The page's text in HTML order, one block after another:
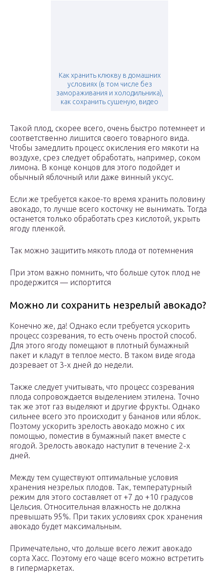
Как хранить клюкву в домашних
условиях (в том числе без
замораживания и холодильника),
как сохранить сушеную, видео
Такой плод, скорее всего, очень быстро потемнеет и
соответственно лишится своего товарного вида.
Чтобы замедлить процесс окисления его мякоти на
воздухе, срез следует обработать, например, соком
лимона. В конце концов для этого подойдет и
обычный яблочный или даже винный уксус.
Если же требуется какое-то время хранить половину
авокадо, то лучше всего косточку не вынимать. Тогда
останется только обработать срез кислотой, укрыть
ягоду пленкой.
Так можно защитить мякоть плода от потемнения
При этом важно помнить, что больше суток плод не
продержится — испортится
Можно ли сохранить незрелый авокадо?
Конечно же, да! Однако если требуется ускорить
процесс созревания, то есть очень простой способ.
Для этого ягоду помещают в плотный бумажный
пакет и кладут в теплое место. В таком виде ягода
дозревает от 3-х дней до недели.
Также следует учитывать, что процесс созревания
плода сопровождается выделением этилена. Точно
так же этот газ выделяют и другие фрукты. Однако
сильнее всего это происходит у бананов или яблок.
Поэтому ускорить зрелость авокадо можно с их
помощью, поместив в бумажный пакет вместе с
ягодой. Зрелость авокадо наступит в течение 2-х
дней.
Между тем существуют оптимальные условия
хранения незрелых плодов. Так, температурный
режим для этого составляет от +7 до +10 градусов
Цельсия. Относительная влажность не должна
превышать 95%. При таких условиях срок хранения
авокадо будет максимальным.
Примечательно, что дольше всего лежит авокадо
сорта Хасс. Поэтому его чаще всего можно встретить
в гипермаркетах.